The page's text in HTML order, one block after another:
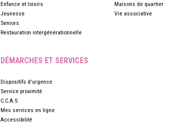
Enfance et loisirs
Jeunesse
Seniors
Restauration intergénérationnelle
Maisons de quartier
Vie associative
DÉMARCHES ET SERVICES
Dispositifs d'urgence
Service proximité
C.C.A.S
Mes services en ligne
Accessibilité